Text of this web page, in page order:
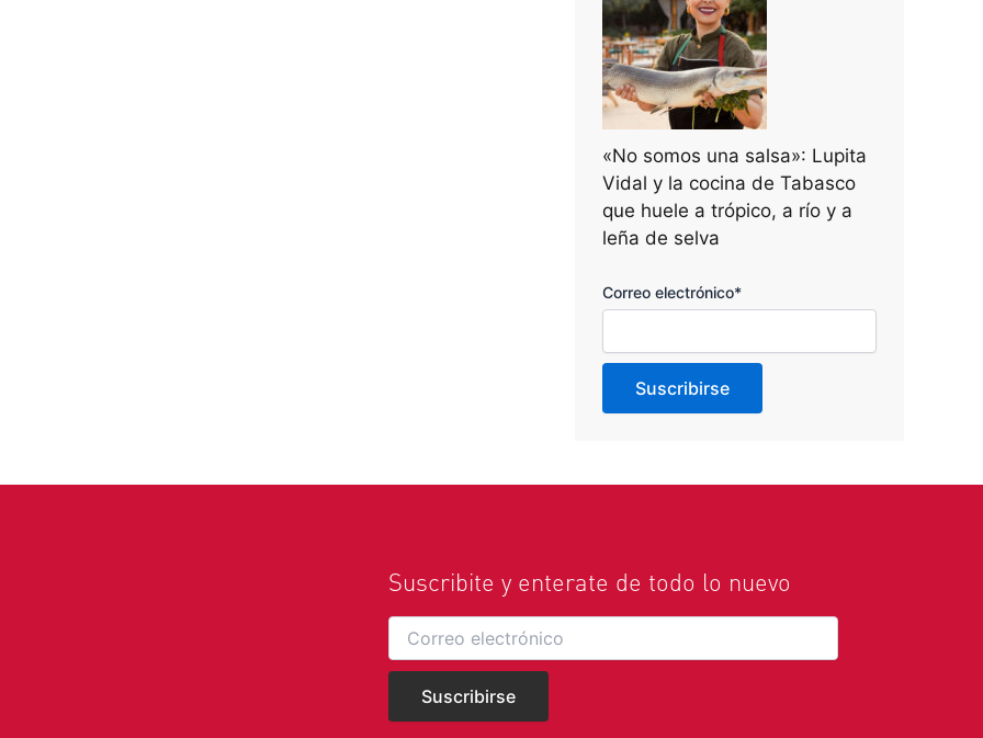
«No somos una salsa»: Lupita
Vidal y la cocina de Tabasco
que huele a trópico, a río y a
leña de selva
Correo electrónico*
Suscribite y enterate de todo lo nuevo